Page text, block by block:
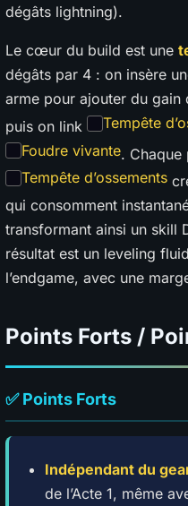
dégâts lightning).
Le cœur du build est une
dégâts par 4 : on insère
arme pour ajouter du gain
puis on link
Tempête
Foudre vivante. Chaque
Tempête d’ossements
qui consomment
transformant ainsi un skill
résultat est un leveling
l’endgame, avec une
Points Forts /
✅ Points Forts
Indépendant du
de l’Acte 1, même